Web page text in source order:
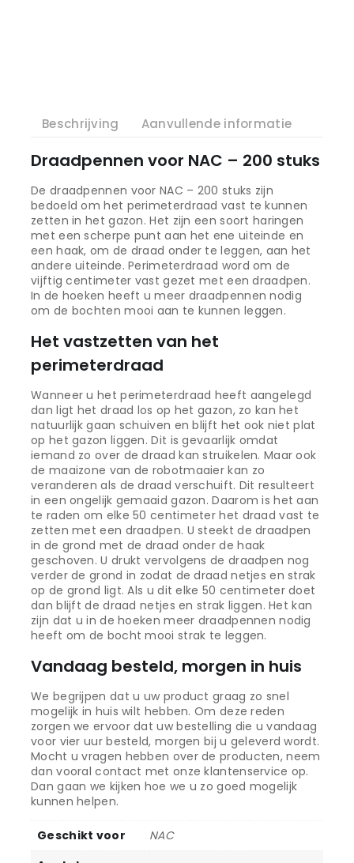
Beschrijving Aanvullende informatie
Draadpennen voor NAC – 200 stuks
De draadpennen voor NAC – 200 stuks zijn
bedoeld om het perimeterdraad vast te kunnen
zetten in het gazon. Het zijn een soort haringen
met een scherpe punt aan het ene uiteinde en
een haak, om de draad onder te leggen, aan het
andere uiteinde. Perimeterdraad word om de
vijftig centimeter vast gezet met een draadpen.
In de hoeken heeft u meer draadpennen nodig
om de bochten mooi aan te kunnen leggen.
Het vastzetten van het
perimeterdraad
Wanneer u het perimeterdraad heeft aangelegd
dan ligt het draad los op het gazon, zo kan het
natuurlijk gaan schuiven en blijft het ook niet plat
op het gazon liggen. Dit is gevaarlijk omdat
iemand zo over de draad kan struikelen. Maar ook
de maaizone van de robotmaaier kan zo
veranderen als de draad verschuift. Dit resulteert
in een ongelijk gemaaid gazon. Daarom is het aan
te raden om elke 50 centimeter het draad vast te
zetten met een draadpen. U steekt de draadpen
in de grond met de draad onder de haak
geschoven. U drukt vervolgens de draadpen nog
verder de grond in zodat de draad netjes en strak
op de grond ligt. Als u dit elke 50 centimeter doet
dan blijft de draad netjes en strak liggen. Het kan
zijn dat u in de hoeken meer draadpennen nodig
heeft om de bocht mooi strak te leggen.
Vandaag besteld, morgen in huis
We begrijpen dat u uw product graag zo snel
mogelijk in huis wilt hebben. Om deze reden
zorgen we ervoor dat uw bestelling die u vandaag
voor vier uur besteld, morgen bij u geleverd wordt.
Mocht u vragen hebben over de producten, neem
dan vooral contact met onze klantenservice op.
Dan gaan we kijken hoe we u zo goed mogelijk
kunnen helpen.
Geschikt voor
NAC